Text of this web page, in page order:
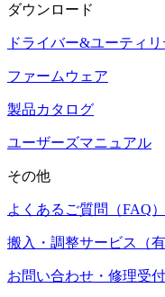
ダウンロード
ドライバー&ユーティ
ファームウェア
製品カタログ
ユーザーズマニュアル
その他
よくあるご質問（FAQ）
搬入・調整サービス（
お問い合わせ・修理受付